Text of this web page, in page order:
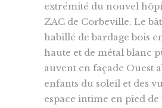
extrémité du nouvel
ZAC de Corbeville. Le
habillé de bardage bois
haute et de métal blanc
auvent en façade Ouest
enfants du soleil et des
espace intime en pied de